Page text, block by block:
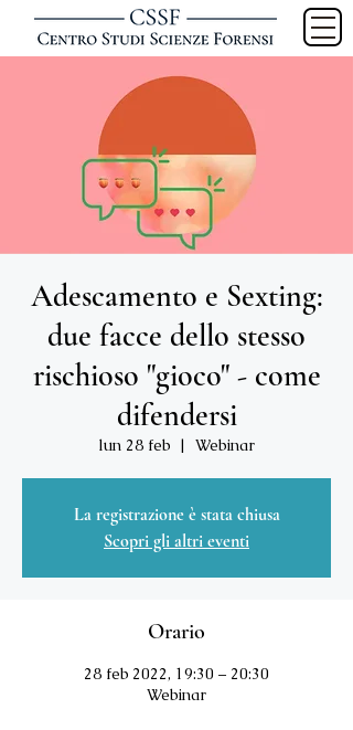
Adescamento e Sexting:
due facce dello stesso
rischioso "gioco" - come
difendersi
lun 28 feb
  |
Webinar
La registrazione è stata chiusa
Scopri gli altri eventi
Orario
28 feb 2022, 19:30 – 20:30
Webinar